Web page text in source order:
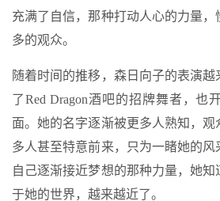
充满了自信，那种打动人心的力量
多的观众。
随着时间的推移，森日向子的表演
了Red Dragon酒吧的招牌舞者，也
面。她的名字逐渐被更多人熟知，
多人甚至特意前来，只为一睹她的风
自己逐渐接近梦想的那种力量，她
于她的世界，越来越近了。